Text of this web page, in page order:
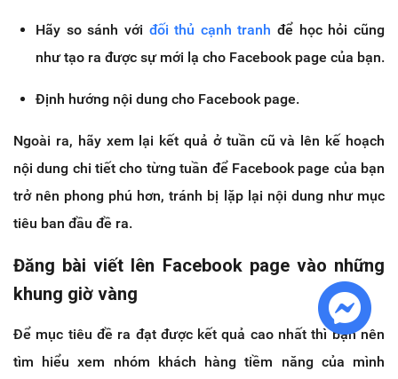
Hãy so sánh với đối thủ cạnh tranh để học hỏi cũng
như tạo ra được sự mới lạ cho Facebook page của bạn.
Định hướng nội dung cho Facebook page.
Ngoài ra, hãy xem lại kết quả ở tuần cũ và lên kế hoạch
nội dung chi tiết cho từng tuần để Facebook page của bạn
trở nên phong phú hơn, tránh bị lặp lại nội dung như mục
tiêu ban đầu đề ra.
Đăng bài viết lên Facebook page vào những
khung giờ vàng
Để mục tiêu đề ra đạt được kết quả cao nhất thì bạn nên
tìm hiểu xem nhóm khách hàng tiềm năng của mình